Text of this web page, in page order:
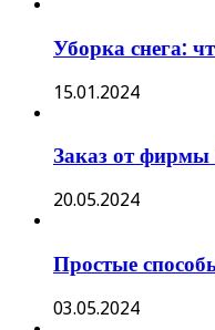
Уборка снега:
15.01.2024
Заказ от фирмы
20.05.2024
Простые
03.05.2024